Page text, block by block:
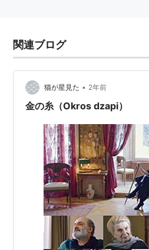
関連ブログ
猫が星見た • 2年前
金の糸（Okros dzapi）